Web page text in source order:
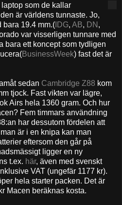
som de kallar
är världens tunnaste. Jo,
bara 19.4 mm.( IDG, AB, DN ,
var visserligen tunnare med
bara ett koncept som tydligen
BusinessWeek) fast det är
sedan Cambridge Z88 kom
tjock. Fast vikten var lägre,
Airs hela 1360 gram. Och hur
Fem timmars användning
har dessutom fördelen att
är i en knipa kan man
eftersom den går på
ligger en ny
t.ex. här, även med svenskt
VAT (ungefär 1177 kr).
hela starter packen. Det är
Macen beräknas kosta.